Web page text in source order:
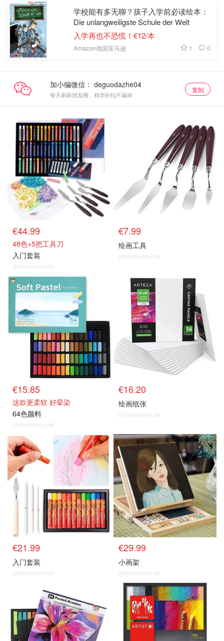
学校能有多无聊？孩子入学前必读绘本：
Die unlangweiligste Schule der Welt
入学再也不恐慌！€12/本
Amazon德国亚马逊 1 0
加小编微信：
每天刷刷朋友圈，精华折扣不漏掉
复制
€44.99
48色+5把工具刀
入门套装
@dealmoon.de
€7.99
绘画工具
@dealmoon.de
€15.85
这款更柔软 好晕染
64色颜料
@dealmoon.de
€16.20
绘画纸张
@dealmoon.de
€21.99
入门套装
@dealmoon.de
€29.99
小画架
@dealmoon.de